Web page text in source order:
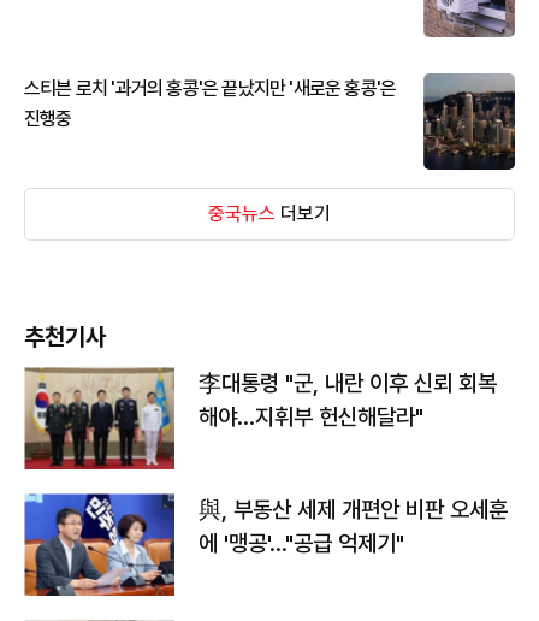
스티븐 로치 '과거의 홍콩'은 끝났지만 '새로운 홍콩'은
진행중
중국뉴스 더보기
추천기사
李대통령 "군, 내란 이후 신뢰 회복
해야…지휘부 헌신해달라"
與, 부동산 세제 개편안 비판 오세훈
에 '맹공'…"공급 억제기"